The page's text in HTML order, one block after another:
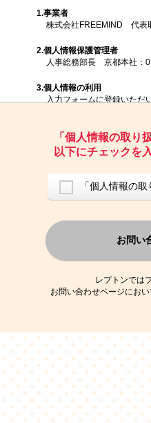
1.事業者
株式会社FREEMIND 代
2.個人情報保護管理者
人事総務部長 京都本社：
3.個人情報の利用
入力フォームに登録いただ
お問い合わせにお答えす
レプトンのキャンペーン
ご案内するため
ご利用者の個人情報を
上で、広告・宣伝・販
なお、この利用目的を超え
れ以外の目的で個人情報を
※当社の保有する個人情報
を、本人が特定されないデ
業者においてマッチングを
4.
個人情報の第三者への提供
当社は、次の場合を除き、
することはありません。
ご本人の同意がある場合
法令に基づく場合
人の生命、身体または
本人の同意を得ること
「個人情報の取り
以下にチェックを
「個人情報の
お問い
レプトンでは
お問い合わせページにお